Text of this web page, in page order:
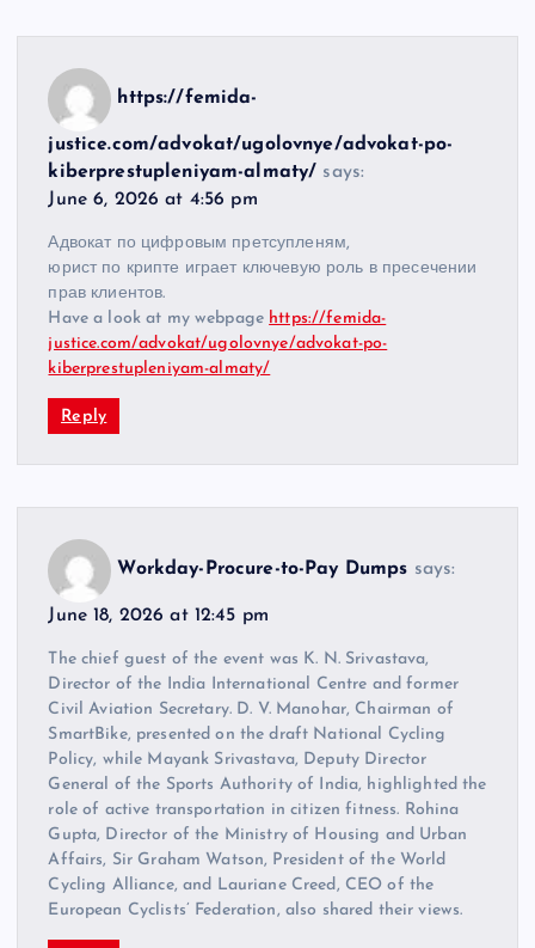
https://femida-
justice.com/advokat/ugolovnye/advokat-po-
kiberprestupleniyam-almaty/ says:
June 6, 2026 at 4:56 pm
Адвокат по цифровым претсупленям,
юрист по крипте играет ключевую роль в пресечении
прав клиентов.
Have a look at my webpage https://femida-
justice.com/advokat/ugolovnye/advokat-po-
kiberprestupleniyam-almaty/
Reply
Workday-Procure-to-Pay Dumps says:
June 18, 2026 at 12:45 pm
The chief guest of the event was K. N. Srivastava,
Director of the India International Centre and former
Civil Aviation Secretary. D. V. Manohar, Chairman of
SmartBike, presented on the draft National Cycling
Policy, while Mayank Srivastava, Deputy Director
General of the Sports Authority of India, highlighted the
role of active transportation in citizen fitness. Rohina
Gupta, Director of the Ministry of Housing and Urban
Affairs, Sir Graham Watson, President of the World
Cycling Alliance, and Lauriane Creed, CEO of the
European Cyclists’ Federation, also shared their views.